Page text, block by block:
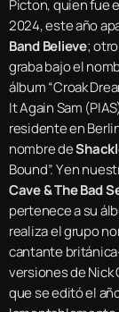
Picton, quien fue
2024, este año
Band Believe;
graba bajo el
álbum “Croak
It Again Sam
residente en
nombre de
Bound”. Y en
Cave & The Bad
pertenece a su
realiza el grupo
cantante
versiones de Nick
que se editó el